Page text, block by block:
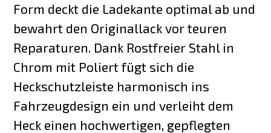
Form deckt die Ladekante optimal ab und
bewahrt den Originallack vor teuren
Reparaturen. Dank Rostfreier Stahl in
Chrom mit Poliert fügt sich die
Heckschutzleiste harmonisch ins
Fahrzeugdesign ein und verleiht dem
Heck einen hochwertigen, gepflegten